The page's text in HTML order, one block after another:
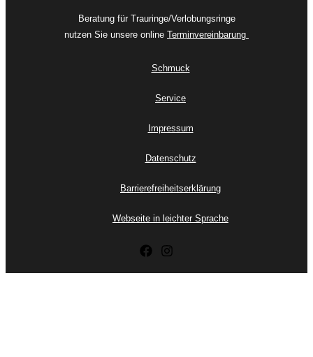
Beratung für Trauringe/Verlobungsringe
nutzen Sie unsere online Terminvereinbarung
Schmuck
Service
Impressum
Datenschutz
Barrierefreiheitserklärung
Webseite in leichter Sprache